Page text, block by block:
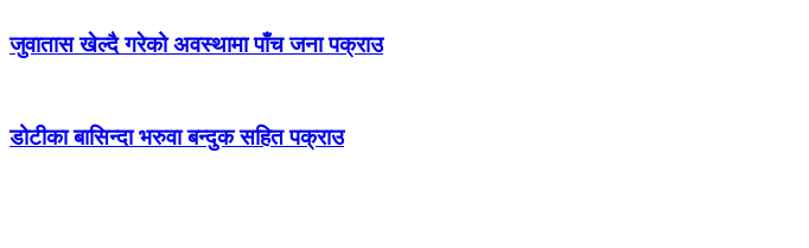
जुवातास खेल्दै गरेको अवस्थामा पाँच जना पक्राउ
डोटीका बासिन्दा भरुवा बन्दुक सहित पक्राउ